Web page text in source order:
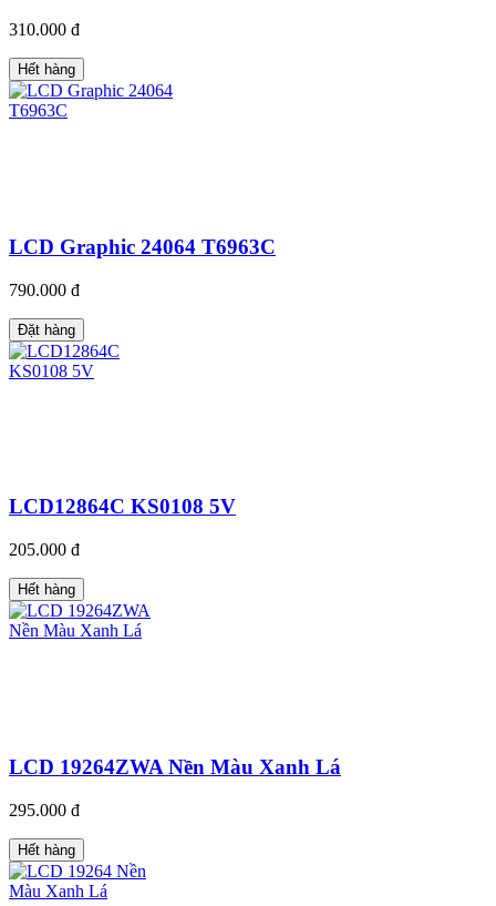
310.000 đ
Hết hàng
LCD Graphic 24064 T6963C
790.000 đ
Đặt hàng
LCD12864C KS0108 5V
205.000 đ
Hết hàng
LCD 19264ZWA Nền Màu Xanh Lá
295.000 đ
Hết hàng